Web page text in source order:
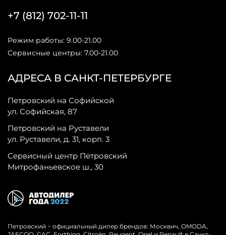
АДРЕСА В САНКТ-ПЕТЕРБУРГЕ
Петровский на Софийской
ул. Софийская, 87
Петровский на Руставели
ул. Руставели, д. 31, корп. 3
Сервисный центр Петровский
Митрофаньевское ш., 30
+7 (812) 702-11-11
Режим работы: 9.00-21.00
Сервисные центры: 7.00-21.00
Петровский − официальный дилер брендов: Москвич, OMODA,